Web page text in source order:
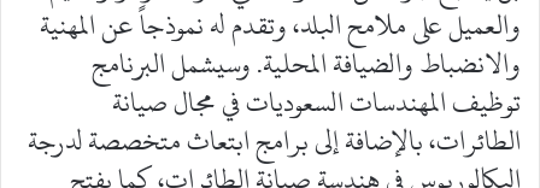
والعميل على ملامح البلد، وتقدم له نموذجاً عن المهنية
والانضباط والضيافة المحلية. وسيشمل البرنامج
توظيف المهندسات السعوديات في مجال صيانة
الطائرات، بالإضافة إلى برامج ابتعاث متخصصة لدرجة